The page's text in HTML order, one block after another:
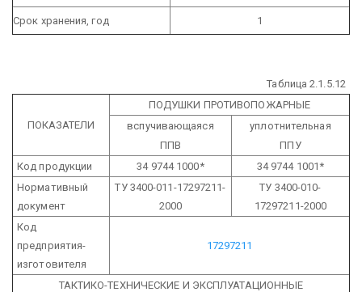
Срок хранения, год 1
Таблица 2.1.5.12
ПОКАЗАТЕЛИ
ПОДУШКИ ПРОТИВОПОЖАРНЫЕ
вспучивающаяся
ППВ
уплотнительная
ППУ
Код продукции
34 9744 1000*
34 9744 1001*
Нормативный
документ
ТУ 3400-011-17297211-
2000
ТУ 3400-010-
17297211-2000
Код
предприятия-
изготовителя
17297211
ТАКТИКО-ТЕХНИЧЕСКИЕ И ЭКСПЛУАТАЦИОННЫЕ